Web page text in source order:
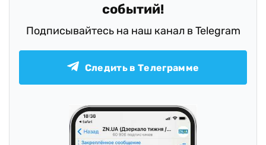
событий!
Подписывайтесь на наш канал в Telegram
Следить в Телеграмме